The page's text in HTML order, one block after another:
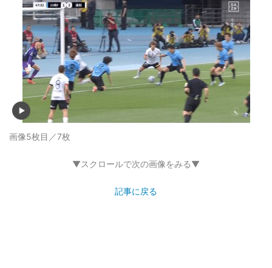
画像5枚目／7枚
▼スクロールで次の画像をみる▼
記事に戻る